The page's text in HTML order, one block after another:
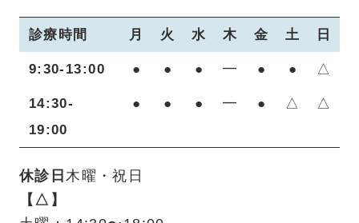
診療時間 月 火 水 木 金 土 日
9:30-13:00 ● ● ● ━ ● ● △
14:30-
19:00
● ● ● ━ ● △ △
休診日木曜・祝日
【△】